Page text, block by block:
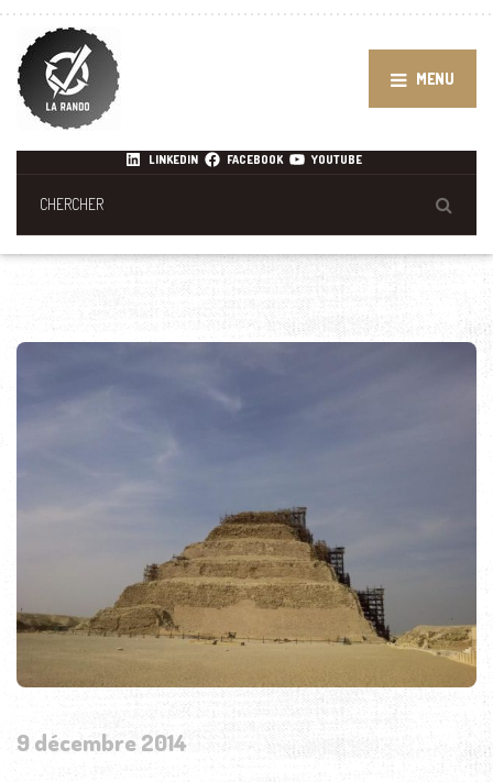
MENU
LINKEDIN FACEBOOK YOUTUBE
9 décembre 2014